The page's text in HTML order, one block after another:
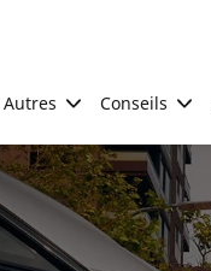
Autres Conseils